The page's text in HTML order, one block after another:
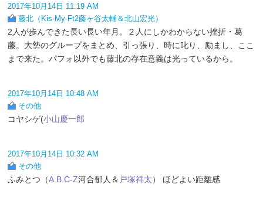
2017年10月14日 11:19 AM
藤北（Kis-My-Ft2藤ヶ谷太輔＆北山宏光）
2人が歩んできた長い長い年月。２人にしかわからない挫折・葛
藤。大勢のグループをまとめ、引っ張り、時に叱り、励まし、ここ
まで来た。パフォ以外でも藤北の存在意義は光っているから。
2017年10月14日 10:48 AM
その他
コヤシゲ(小山慶一郎
2017年10月14日 10:32 AM
その他
ふみとつ（A.B.C-Z河合郁人＆ 戸塚祥太） ほどよい距離感